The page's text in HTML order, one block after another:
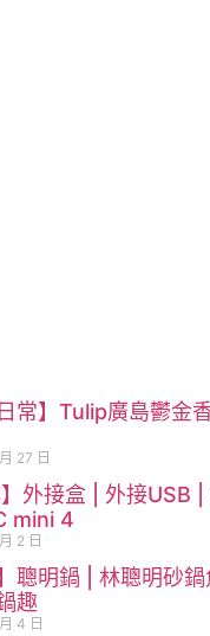
日常】Tulip廣島鬱金
27 日
】外接盒 | 外接USB
mini 4
2 日
】聰明鍋 | 林聰明砂
趣
4 日